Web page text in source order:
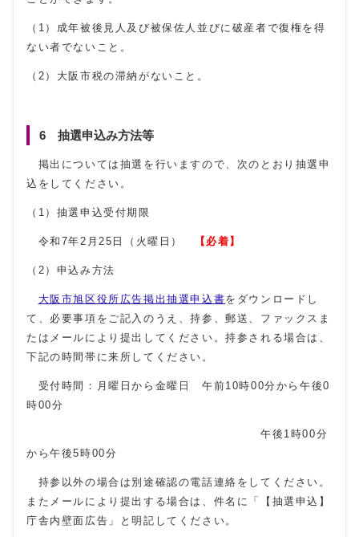
（1）成年被後見人及び被保佐人並びに破産者で復権を得
ない者でないこと。
（2）大阪市税の滞納がないこと。
6 抽選申込み方法等
掲出については抽選を行いますので、次のとおり抽選申
込をしてください。
（1）抽選申込受付期限
令和7年2月25日（火曜日） 【必着】
（2）申込み方法
大阪市旭区役所広告掲出抽選申込書をダウンロードし
て、必要事項をご記入のうえ、持参、郵送、ファックスま
たはメールにより提出してください。持参される場合は、
下記の時間帯に来所してください。
受付時間：月曜日から金曜日 午前10時00分から午後0
時00分
午後1時00分
から午後5時00分
持参以外の場合は別途確認の電話連絡をしてください。
またメールにより提出する場合は、件名に「【抽選申込】
庁舎内壁面広告」と明記してください。